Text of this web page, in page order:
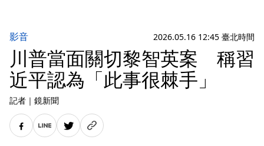
影音 2026.05.16 12:45 臺北時間
川普當面關切黎智英案 稱習
近平認為「此事很棘手」
記者 ｜ 鏡新聞